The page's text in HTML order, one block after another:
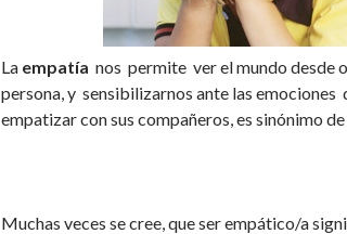
La empatía nos permite ver el mundo desde
persona, y sensibilizarnos ante las emociones
empatizar con sus compañeros, es sinónimo
Muchas veces se cree, que ser empático/a